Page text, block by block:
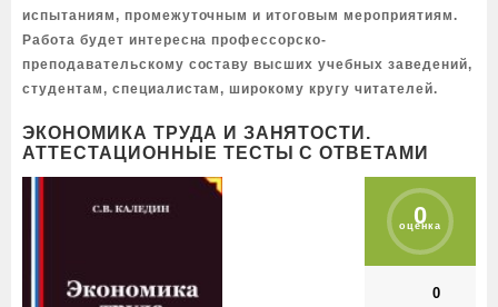
испытаниям, промежуточным и итоговым мероприятиям.
Работа будет интересна профессорско-
преподавательскому составу высших учебных заведений,
студентам, специалистам, широкому кругу читателей.
ЭКОНОМИКА ТРУДА И ЗАНЯТОСТИ.
АТТЕСТАЦИОННЫЕ ТЕСТЫ С ОТВЕТАМИ
0
оценка
0